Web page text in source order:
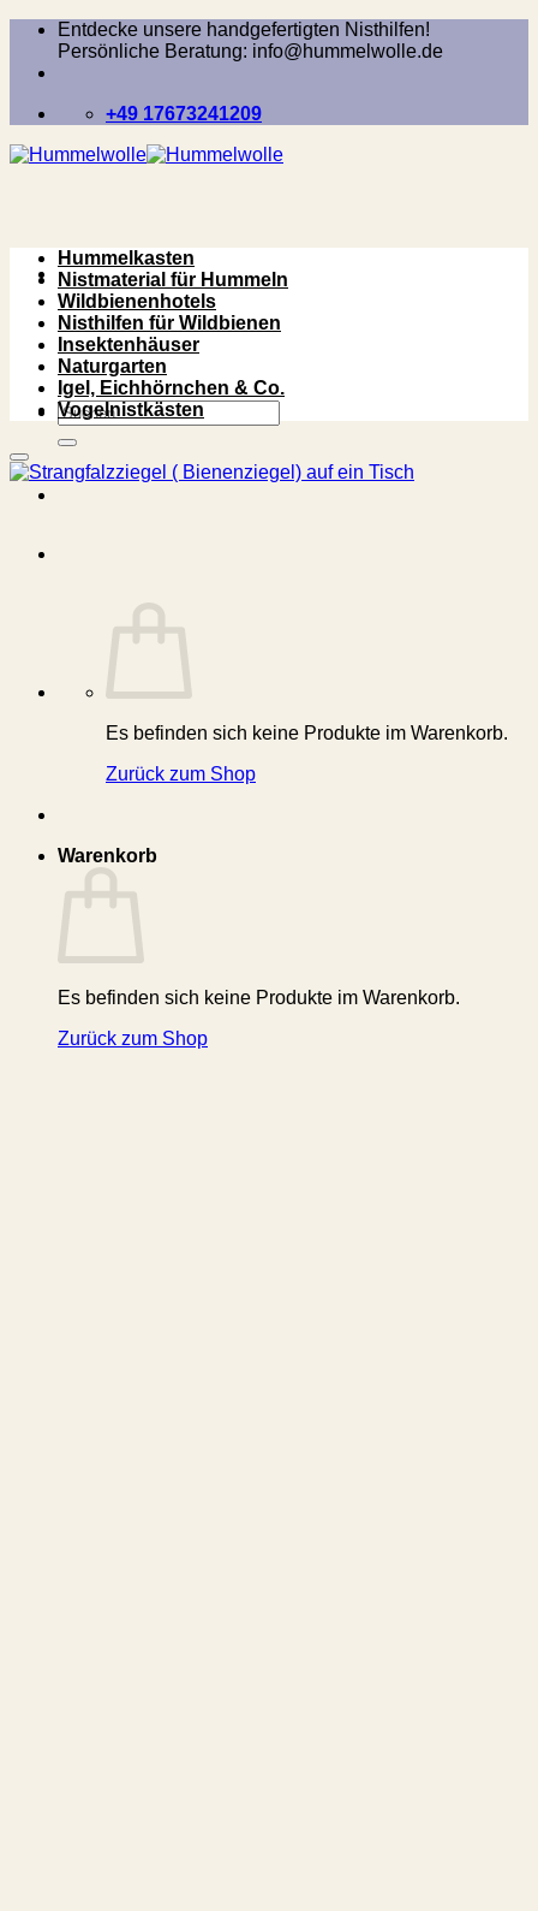
Zum
springen
Entdecke unsere handgefertigten Nisthilfen!
Persönliche Beratung: info@hummelwolle.de
+49 17673241209
Suchen
nach:
Es befinden sich keine Produkte im Warenkorb.
Zurück zum Shop
Warenkorb
Es befinden sich keine Produkte im Warenkorb.
Zurück zum Shop
Hummelkasten
Nistmaterial für Hummeln
Wildbienenhotels
Nisthilfen für Wildbienen
Insektenhäuser
Naturgarten
Igel, Eichhörnchen & Co.
Vogelnistkästen